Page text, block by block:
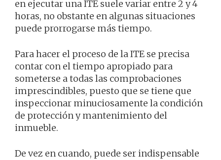
en ejecutar una ITE suele variar entre 2 y 4
horas, no obstante en algunas situaciones
puede prorrogarse más tiempo.
Para hacer el proceso de la ITE se precisa
contar con el tiempo apropiado para
someterse a todas las comprobaciones
imprescindibles, puesto que se tiene que
inspeccionar minuciosamente la condición
de protección y mantenimiento del
inmueble.
De vez en cuando, puede ser indispensable